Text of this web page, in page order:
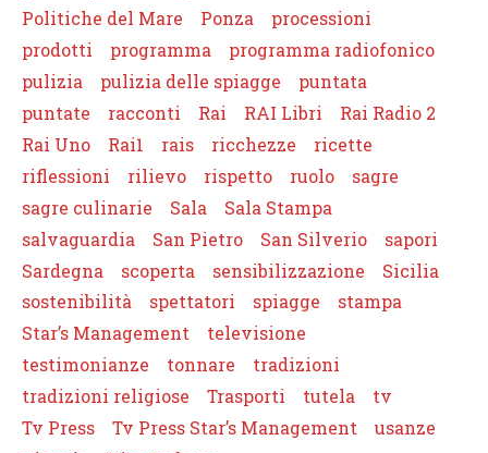
Politiche del Mare
Ponza
processioni
prodotti
programma
programma radiofonico
pulizia
pulizia delle spiagge
puntata
puntate
racconti Rai RAI Libri
Rai Radio 2
Rai Uno
Rai1 rais ricchezze
ricette
riflessioni
rilievo rispetto ruolo
sagre
sagre culinarie
Sala
Sala Stampa
salvaguardia
San Pietro San Silverio
sapori
Sardegna
scoperta sensibilizzazione
Sicilia
sostenibilità
spettatori spiagge
stampa
Star’s Management
televisione
testimonianze
tonnare
tradizioni
tradizioni religiose
Trasporti tutela
tv
Tv Press
Tv Press Star’s Management
usanze